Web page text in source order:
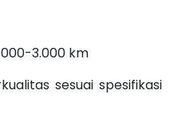
3.000 km
sesuai spesifikasi